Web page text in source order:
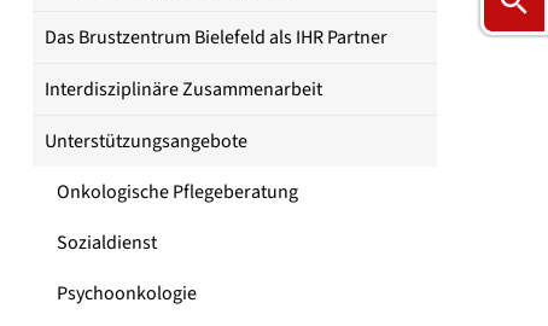
Das Brustzentrum Bielefeld als IHR Partner
Interdisziplinäre Zusammenarbeit
Unterstützungsangebote
Onkologische Pflegeberatung
Sozialdienst
Psychoonkologie